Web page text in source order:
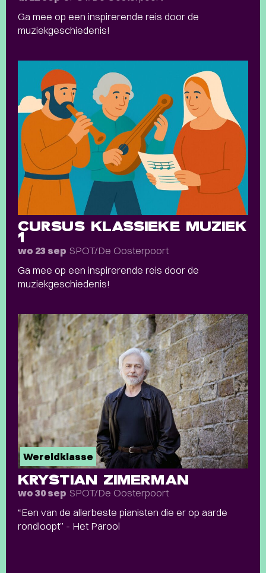
Ga mee op een inspirerende reis door de
muziekgeschiedenis!
CURSUS KLASSIEKE MUZIEK
1
wo 23 sep SPOT/De Oosterpoort
Ga mee op een inspirerende reis door de
muziekgeschiedenis!
Wereldklasse
KRYSTIAN ZIMERMAN
wo 30 sep SPOT/De Oosterpoort
“Een van de allerbeste pianisten die er op aarde
rondloopt” - Het Parool